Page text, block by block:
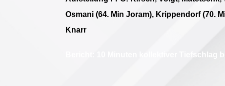
Osmani (64. Min Joram), Krippendorf (70.
Knarr
Bericht: 10 Minuten kollektiver Tiefschlag